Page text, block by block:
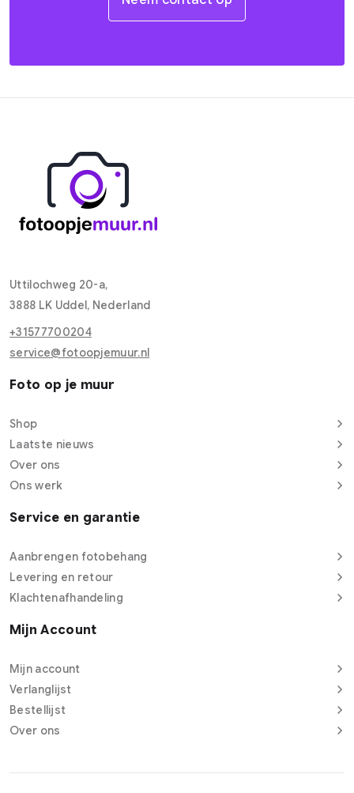
Uttilochweg 20-a,
3888 LK Uddel, Nederland
+31577700204​
service@fotoopjemuur.nl
Foto op je muur
Shop
Laatste nieuws
Over ons
Ons werk
Service en garantie
Aanbrengen fotobehang
Levering en retour
Klachtenafhandeling
Mijn Account
Mijn account
Verlanglijst
Bestellijst
Over ons